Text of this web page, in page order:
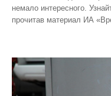
немало интересного.
прочитав материал ИА